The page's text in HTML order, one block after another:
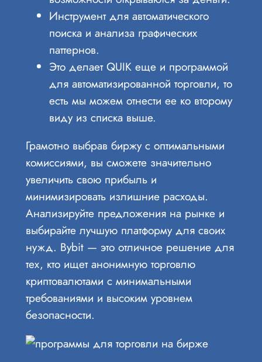
Инструмент для автоматического
поиска и анализа графических
паттернов.
Это делает QUIK еще и программой
для автоматизированной торговли, то
есть мы можем отнести ее ко второму
виду из списка выше.
Грамотно выбрав биржу с оптимальными
комиссиями, вы сможете значительно
увеличить свою прибыль и
минимизировать излишние расходы.
Анализируйте предложения на рынке и
выбирайте лучшую платформу для своих
нужд. Bybit — это отличное решение для
тех, кто ищет анонимную торговлю
криптовалютами с минимальными
требованиями и высоким уровнем
безопасности.